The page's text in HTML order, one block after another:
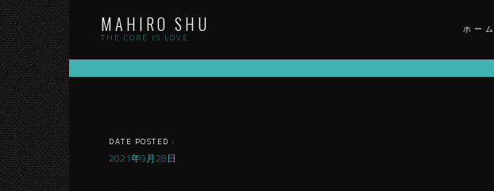
Skip
to
content
MAHIRO SHU
THE CORE IS LOVE
ホーム
DATE POSTED :
2021年9月28日